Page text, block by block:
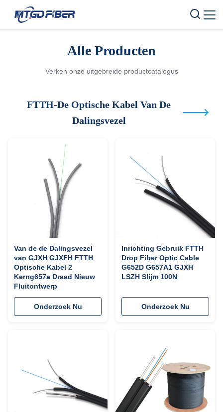
Alle Producten
Verken onze uitgebreide productcatalogus
FTTH-De Optische Kabel Van De
Dalingsvezel
Van de de Dalingsvezel
van GJXH GJXFH FTTH
Optische Kabel 2
Kerng657a Draad Nieuw
Fluitontwerp
Onderzoek Nu
Inrichting Gebruik FTTH
Drop Fiber Optic Cable
G652D G657A1 GJXH
LSZH Slijm 100N
Onderzoek Nu